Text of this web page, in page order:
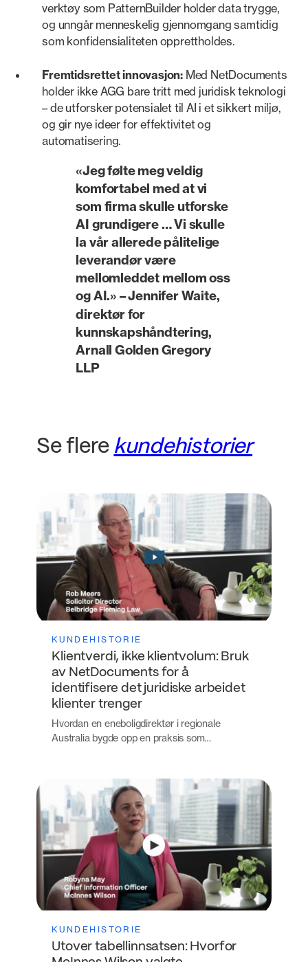
verktøy som PatternBuilder holder data trygge,
og unngår menneskelig gjennomgang samtidig
som konfidensialiteten opprettholdes.
Fremtidsrettet innovasjon: Med NetDocuments
holder ikke AGG bare tritt med juridisk teknologi
– de utforsker potensialet til AI i et sikkert miljø,
og gir nye ideer for effektivitet og
automatisering.
«Jeg følte meg veldig
komfortabel med at vi
som firma skulle utforske
AI grundigere … Vi skulle
la vårallerede pålitelige
leverandørvære
mellomleddet mellom oss
og AI.» – Jennifer Waite,
direktør for
kunnskapshåndtering,
Arnall Golden Gregory
LLP
Se flere kundehistorier
KUNDEHISTORIE
Klientverdi, ikke klientvolum: Bruk
av NetDocuments for å
identifisere det juridiske arbeidet
klienter trenger
Hvordan en eneboligdirektør i regionale
Australia bygde opp en praksis som…
KUNDEHISTORIE
Utover tabellinnsatsen: Hvorfor